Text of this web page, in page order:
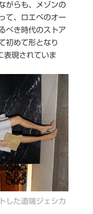
がらも、メゾンの
て、ロエベのオー
べき時代のストア
初めて形となり
現されていま
した道端ジェシカ